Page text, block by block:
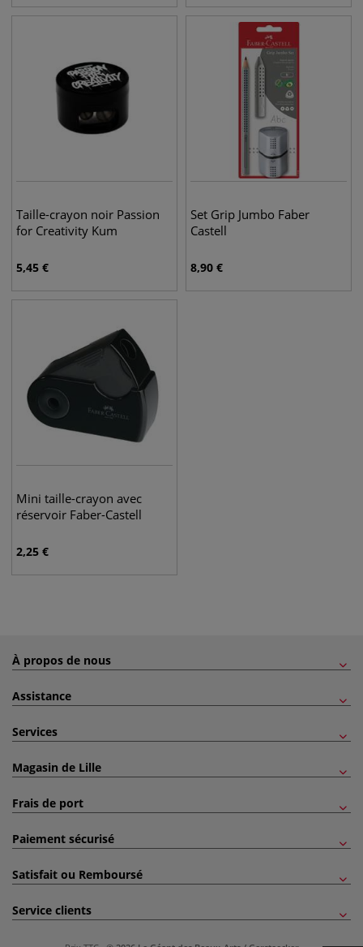
Taille-crayon noir Passion
for Creativity Kum
5,45 €
Set Grip Jumbo Faber
Castell
8,90 €
Mini taille-crayon avec
réservoir Faber-Castell
2,25 €
À propos de nous
Assistance
Services
Magasin de Lille
Frais de port
Paiement sécurisé
Satisfait ou Remboursé
Service clients